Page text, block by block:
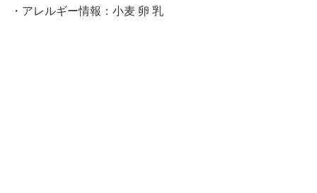
・アレルギー情報：小麦 卵 乳